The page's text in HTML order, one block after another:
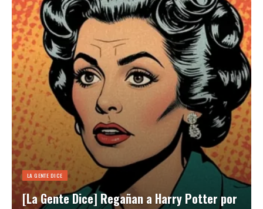
LA GENTE DICE
[La Gente Dice] Regañan a Harry Potter por